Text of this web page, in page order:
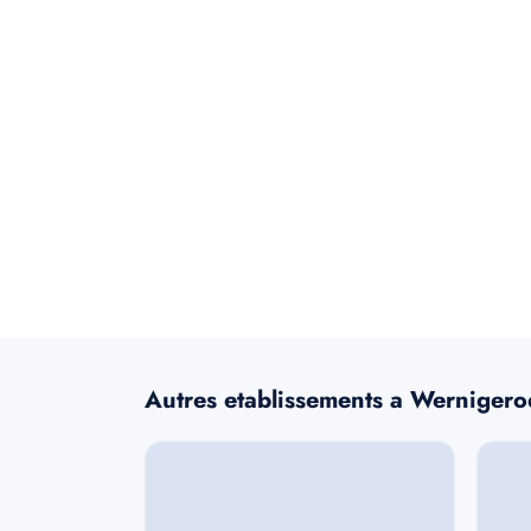
Autres etablissements a